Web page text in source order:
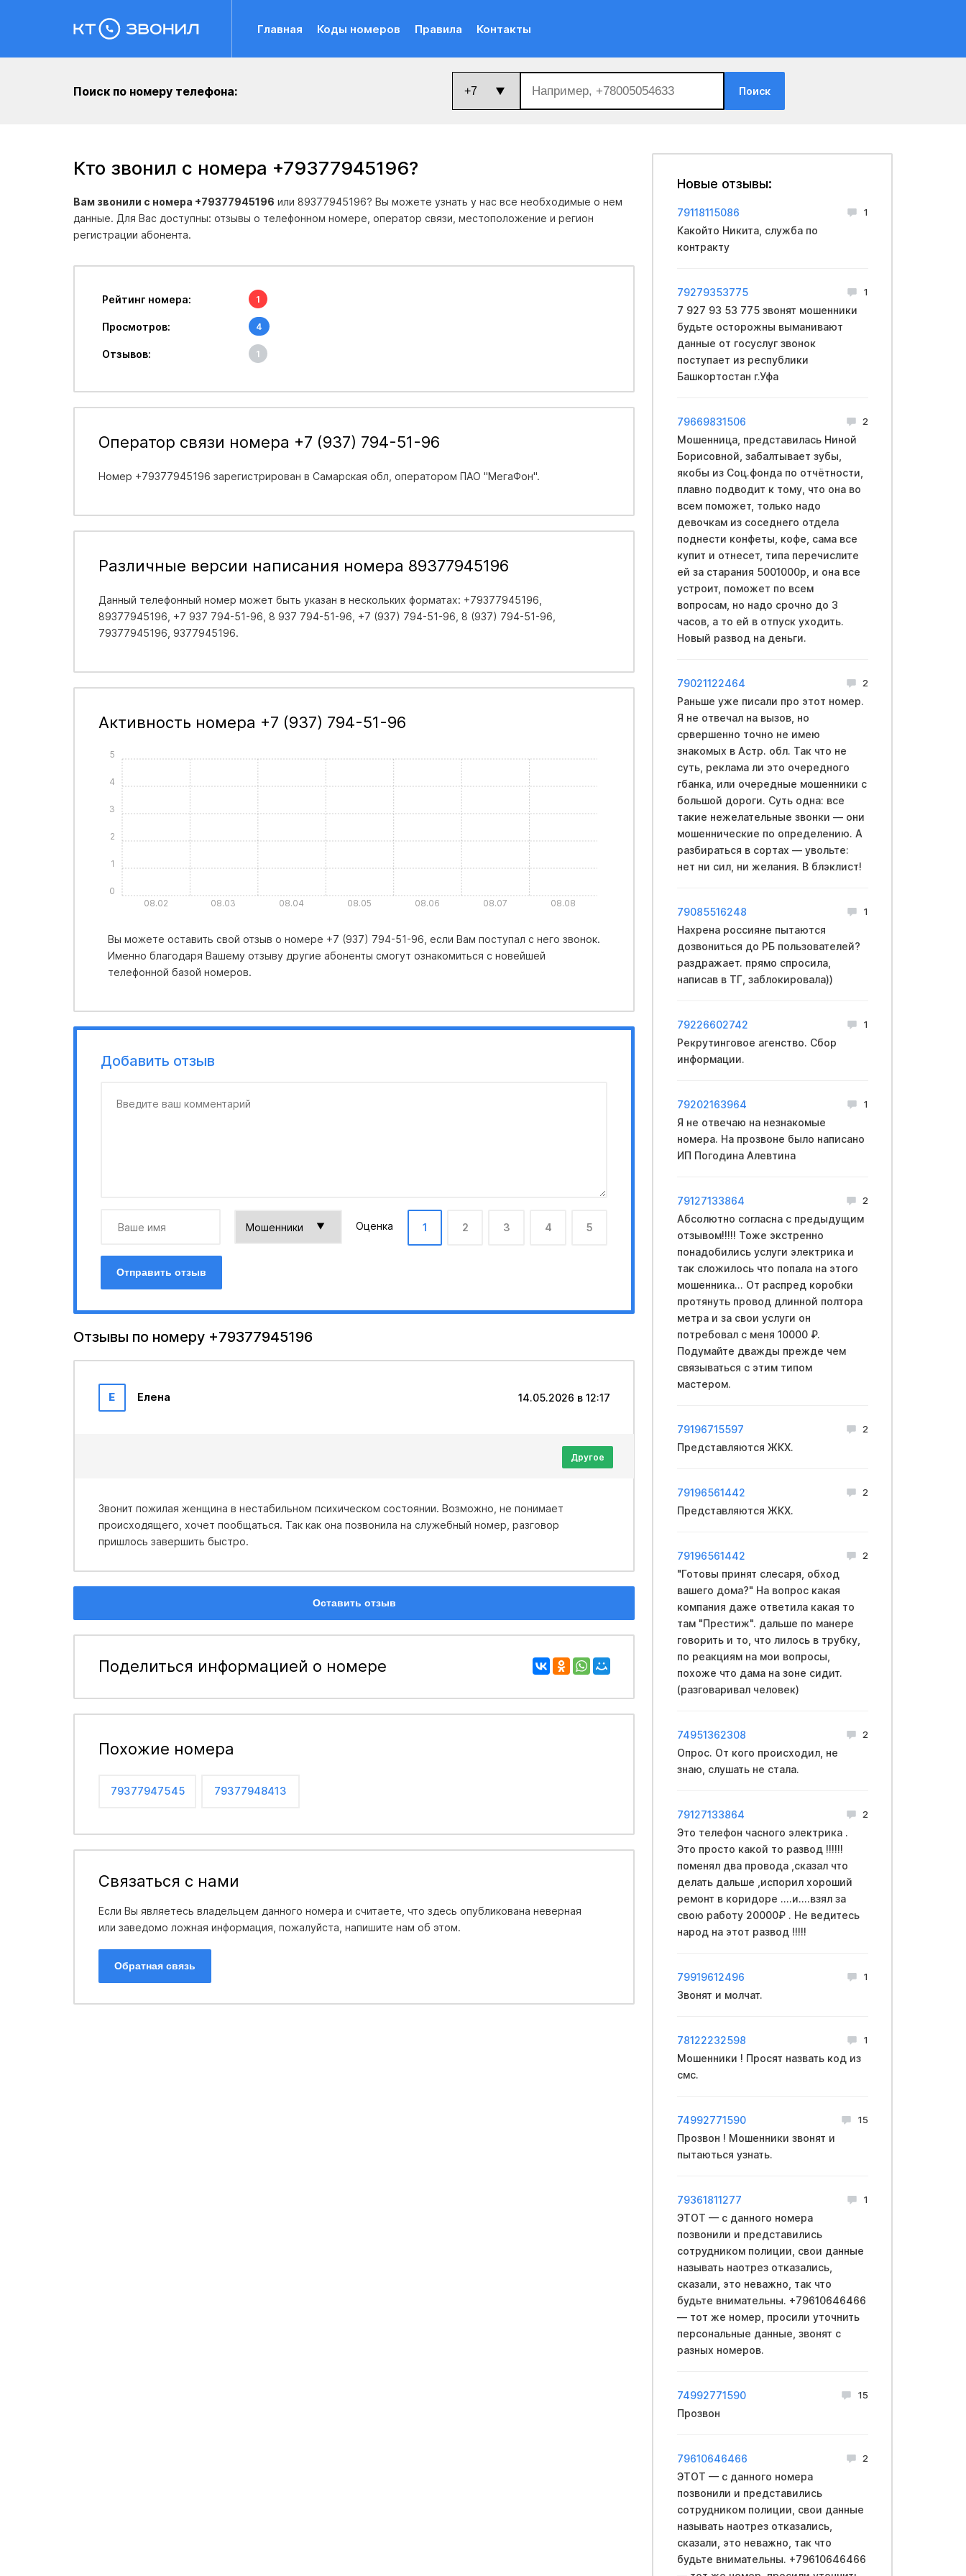
Главная Коды номеров Правила Контакты
Поиск по номеру телефона: Поиск
Кто звонил с номера +79377945196?
Вам звонили с номера +79377945196 или 89377945196? Вы можете узнать у нас все необходимые о нем
данные. Для Вас доступны: отзывы о телефонном номере, оператор связи, местоположение и регион
регистрации абонента.
Рейтинг номера: 1
Просмотров: 4
Отзывов: 1
Оператор связи номера +7 (937) 794-51-96
Номер +79377945196 зарегистрирован в Самарская обл , оператором ПАО "МегаФон".
Различные версии написания номера 89377945196
Данный телефонный номер может быть указан в нескольких форматах: +79377945196,
89377945196, +7 937 794-51-96, 8 937 794-51-96, +7 (937) 794-51-96, 8 (937) 794-51-96,
79377945196, 9377945196.
Активность номера +7 (937) 794-51-96
08.02 08.03 08.04 08.05 08.06 08.07 08.08
0
1
2
3
4
5
Вы можете оставить свой отзыв о номере +7 (937) 794-51-96, если Вам поступал с него звонок.
Именно благодаря Вашему отзыву другие абоненты смогут ознакомиться с новейшей
телефонной базой номеров.
Добавить отзыв
Оценка 1 2 3 4 5
Отправить отзыв
Отзывы по номеру +79377945196
Е Елена 14.05.2026 в 12:17
Другое
Звонит пожилая женщина в нестабильном психическом состоянии. Возможно, не понимает
происходящего, хочет пообщаться. Так как она позвонила на служебный номер, разговор
пришлось завершить быстро.
Оставить отзыв
Поделиться информацией о номере
Похожие номера
79377947545 79377948413
Связаться с нами
Если Вы являетесь владельцем данного номера и считаете, что здесь опубликована неверная
или заведомо ложная информация, пожалуйста, напишите нам об этом.
Обратная связь
Новые отзывы:
79118115086 1
Какойто Никита, служба по
контракту
79279353775 1
7 927 93 53 775 звонят мошенники
будьте осторожны выманивают
данные от госуслуг звонок
поступает из республики
Башкортостан г.Уфа
79669831506 2
Мошенница, представилась Ниной
Борисовной, забалтывает зубы,
якобы из Соц.фонда по отчётности,
плавно подводит к тому, что она во
всем поможет, только надо
девочкам из соседнего отдела
поднести конфеты, кофе, сама все
купит и отнесет, типа перечислите
ей за старания 5001000р, и она все
устроит, поможет по всем
вопросам, но надо срочно до 3
часов, а то ей в отпуск уходить.
Новый развод на деньги.
79021122464 2
Раньше уже писали про этот номер.
Я не отвечал на вызов, но
срвершенно точно не имею
знакомых в Acтр. обл. Так что не
суть, реклама ли это очередного
гбанка, или очередные мошенники с
большой дороги. Суть одна: все
такие нежелательные звонки — они
мошеннические по определению. А
разбираться в сортах — увольте:
нет ни сил, ни желания. В блэклиcт!
79085516248 1
Нахрена россияне пытаются
дозвониться до РБ пользователей?
раздражает. прямо спросила,
написав в ТГ, заблокировала))
79226602742 1
Рекрутинговое агенство. Сбор
информации.
79202163964 1
Я не отвечаю на незнакомые
номера. На прозвоне было написано
ИП Погодина Алевтина
79127133864 2
Абсолютно согласна с предыдущим
отзывом!!!!! Тоже экстренно
понадобились услуги электрика и
так сложилось что попала на этого
мошенника... От распред коробки
протянуть провод длинной полтора
метра и за свои услуги он
потребовал с меня 10000 ₽.
Подумайте дважды прежде чем
связываться с этим типом
мастером.
79196715597 2
Представляются ЖКХ.
79196561442 2
Представляются ЖКХ.
79196561442 2
"Готовы принят слесаря, обход
вашего дома?" На вопрос какая
компания даже ответила какая то
там "Престиж". дальше по манере
говорить и то, что лилось в трубку,
по реакциям на мои вопросы,
похоже что дама на зоне сидит.
(разговаривал человек)
74951362308 2
Опрос. От кого происходил, не
знаю, слушать не стала.
79127133864 2
Это телефон часного электрика .
Это просто какой то развод !!!!!!
поменял два провода ,сказал что
делать дальше ,испорил хороший
ремонт в коридоре ....и....взял за
свою работу 20000₽ . Не ведитесь
народ на этот развод !!!!!
79919612496 1
Звонят и молчат.
78122232598 1
Мошенники ! Просят назвать код из
смс.
74992771590 15
Прозвон ! Мошенники звонят и
пытаються узнать.
79361811277 1
ЭТОТ — с данного номера
позвонили и представились
сотрудником полиции, свои данные
называть наотрез отказались,
сказали, это неважно, так что
будьте внимательны. +79610646466
— тот же номер, просили уточнить
персональные данные, звонят с
разных номеров.
74992771590 15
Прозвон
79610646466 2
ЭТОТ — с данного номера
позвонили и представились
сотрудником полиции, свои данные
называть наотрез отказались,
сказали, это неважно, так что
будьте внимательны. +79610646466